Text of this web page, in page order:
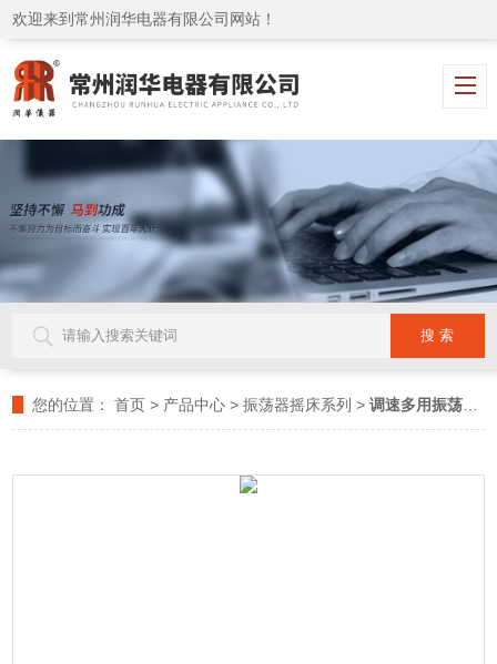
欢迎来到常州润华电器有限公司网站！
您的位置： 首页 > 产品中心 >振荡器摇床系列 >调速多用振荡器